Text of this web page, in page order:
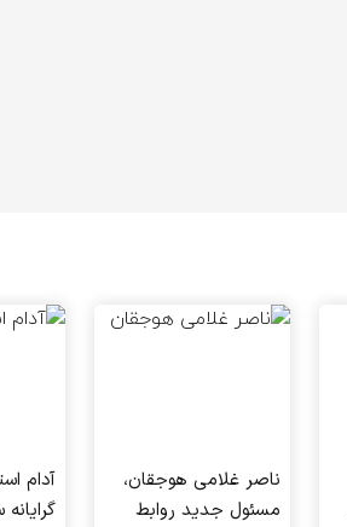
ناصر غلامی هوجقان،
مسئول جدید روابط
آدام